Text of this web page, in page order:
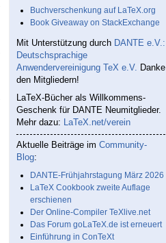
Buchverschenkung auf LaTeX.org
Book Giveaway on StackExchange
Mit Unterstützung durch DANTE e.V.:
Deutschsprachige
Anwendervereinigung TeX e.V. Danke
den Mitgliedern!
LaTeX-Bücher als Willkommens-
Geschenk für DANTE Neumitglieder.
Mehr dazu: LaTeX.net/verein
Aktuelle Beiträge im Community-
Blog:
DANTE-Frühjahrstagung März 2026
LaTeX Cookbook zweite Auflage
erschienen
Der Online-Compiler TeXlive.net
Das Forum goLaTeX.de ist erneuert
Einführung in ConTeXt